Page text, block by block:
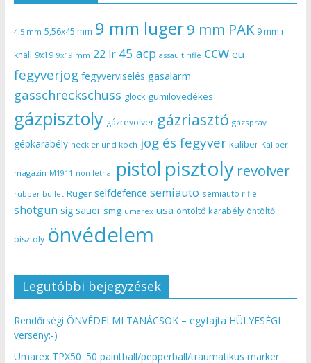
4,5 mm 5,56x45 mm 9 mm luger9 mm PAK 9 mm r
knall 9x19 9x19 mm 22 lr 45 acp assault rifle ccw eu
fegyverjog fegyverviselés gasalarm
gasschreckschuss glock gumilövedékes
gázpisztoly gázrevolver gázriasztó gázspray
gépkarabély heckler und koch jog és fegyver kaliber Kaliber
magazin M1911 non lethal pistol pisztoly revolver
rubber bullet Ruger selfdefence semiauto semiauto rifle
shotgun sig sauer smg umarex usa öntöltő karabély öntöltő
pisztoly önvédelem
Legutóbbi bejegyzések
Rendőrségi ÖNVÉDELMI TANÁCSOK – egyfajta HÜLYESÉGI
verseny:-)
Umarex TPX50 .50 paintball/pepperball/traumatikus marker